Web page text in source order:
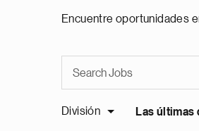
Encuentre oportunidades
División Las últimas